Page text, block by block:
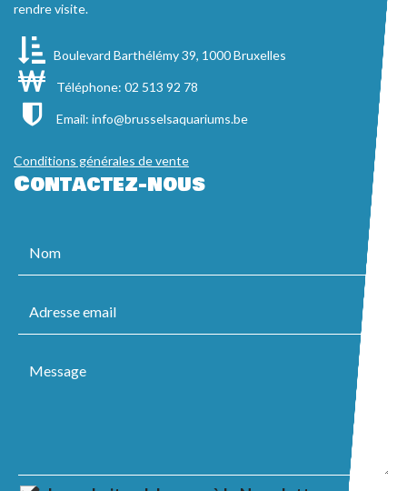
rendre visite.
Boulevard Barthélémy 39, 1000 Bruxelles
Téléphone: 02 513 92 78
Email: info@brusselsaquariums.be
Conditions générales de vente
Contactez-nous